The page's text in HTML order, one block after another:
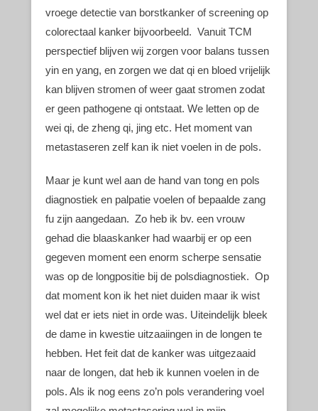
vroege detectie van borstkanker of screening op
colorectaal kanker bijvoorbeeld. Vanuit TCM
perspectief blijven wij zorgen voor balans tussen
yin en yang, en zorgen we dat qi en bloed vrijelijk
kan blijven stromen of weer gaat stromen zodat
er geen pathogene qi ontstaat. We letten op de
wei qi, de zheng qi, jing etc. Het moment van
metastaseren zelf kan ik niet voelen in de pols.
Maar je kunt wel aan de hand van tong en pols
diagnostiek en palpatie voelen of bepaalde zang
fu zijn aangedaan. Zo heb ik bv. een vrouw
gehad die blaaskanker had waarbij er op een
gegeven moment een enorm scherpe sensatie
was op de longpositie bij de polsdiagnostiek. Op
dat moment kon ik het niet duiden maar ik wist
wel dat er iets niet in orde was. Uiteindelijk bleek
de dame in kwestie uitzaaiingen in de longen te
hebben. Het feit dat de kanker was uitgezaaid
naar de longen, dat heb ik kunnen voelen in de
pols. Als ik nog eens zo’n pols verandering voel